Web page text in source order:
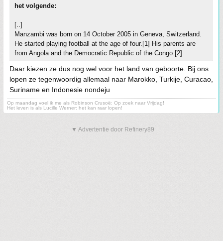
het volgende:
[..]
Manzambi was born on 14 October 2005 in Geneva, Switzerland.
He started playing football at the age of four.[1] His parents are
from Angola and the Democratic Republic of the Congo.[2]
Daar kiezen ze dus nog wel voor het land van geboorte. Bij ons
lopen ze tegenwoordig allemaal naar Marokko, Turkije, Curacao,
Suriname en Indonesie nondeju
Op maandag voel ik me als Robinson Crusoë: Op zoek naar Vrijdag!
Het leven is als Lucille Werner: het kan raar lopen!
▼ Advertentie door Refinery89